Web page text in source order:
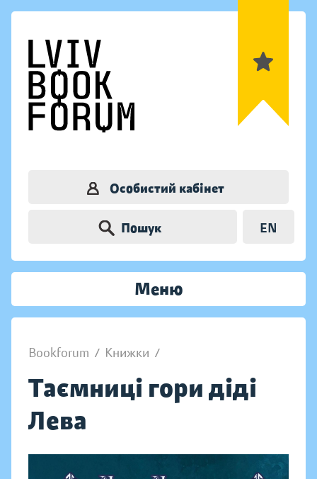
Особистий кабінет
Пошук EN
Меню
Bookforum / Книжки /
Таємниці гори діді
Лева